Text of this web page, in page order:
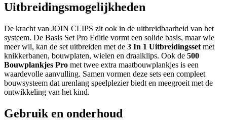
Uitbreidingsmogelijkheden
De kracht van JOIN CLIPS zit ook in de uitbreidbaarheid van het
systeem. De Basis Set Pro Editie vormt een solide basis, maar wie
meer wil, kan de set uitbreiden met de 3 In 1 Uitbreidingsset met
knikkerbanen, bouwplaten, wielen en draaiklips. Ook de 500
Bouwplankjes Pro met twee extra maatbouwplankjes is een
waardevolle aanvulling. Samen vormen deze sets een compleet
bouwsysteem dat urenlang speelplezier biedt en meegroeit met de
ontwikkeling van het kind.
Gebruik en onderhoud